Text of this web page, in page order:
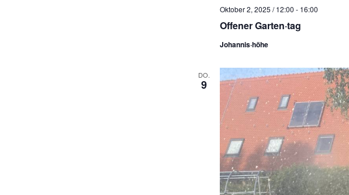
Offener Garten·tag
Oktober 2, 2025 / 12:00 - 16:00
Johannis·höhe
DO.
9